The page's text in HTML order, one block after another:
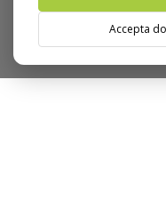
Accepta
(United States).